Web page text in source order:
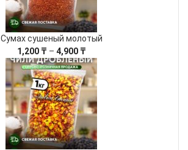
Сумах сушеный молотый
1,200 ₸ – 4,900 ₸Диапазон
цен:
1,200 ₸
–
4,900 ₸